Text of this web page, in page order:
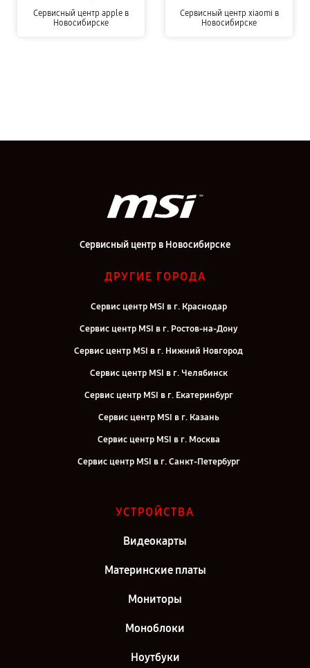
Сервисный центр apple в
Новосибирске
Сервисный центр xiaomi в
Новосибирске
Сервисный центр в Новосибирске
ДРУГИЕ ГОРОДА
Сервис центр MSI в г. Краснодар
Сервис центр MSI в г. Ростов-на-Дону
Сервис центр MSI в г. Нижний Новгород
Сервис центр MSI в г. Челябинск
Сервис центр MSI в г. Екатеринбург
Сервис центр MSI в г. Казань
Сервис центр MSI в г. Москва
Сервис центр MSI в г. Санкт-Петербург
УСТРОЙСТВА
Видеокарты
Материнские платы
Мониторы
Моноблоки
Ноутбуки